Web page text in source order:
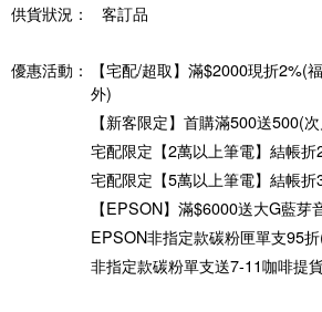
供貨狀況： 客訂品
優惠活動：
【宅配/超取】滿$2000現折2%(
外)
【新客限定】首購滿500送500(
宅配限定【2萬以上筆電】結帳
宅配限定【5萬以上筆電】結帳
【EPSON】滿$6000送大G藍芽
EPSON非指定款碳粉匣單支95
非指定款碳粉單支送7-11咖啡提